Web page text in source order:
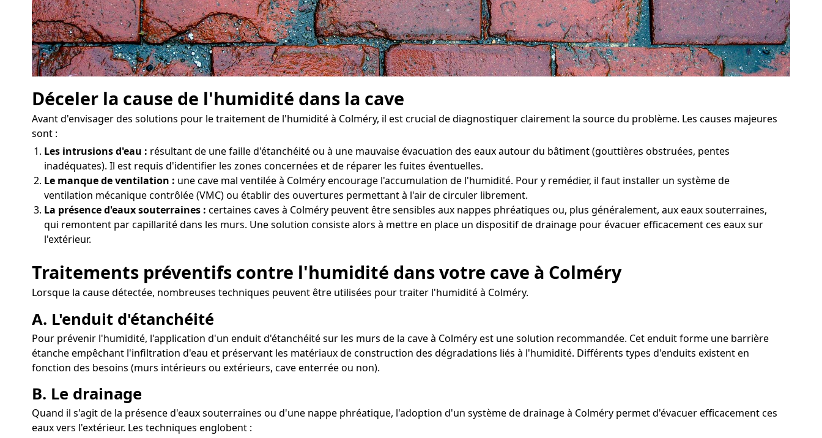
Déceler la cause de l'humidité dans la cave
Avant d'envisager des solutions pour le traitement de l'humidité à Colméry, il est crucial de diagnostiquer clairement la source du problème. Les causes majeures
sont :
Les intrusions d'eau : résultant de une faille d'étanchéité ou à une mauvaise évacuation des eaux autour du bâtiment (gouttières obstruées, pentes
inadéquates). Il est requis d'identifier les zones concernées et de réparer les fuites éventuelles.
Le manque de ventilation : une cave mal ventilée à Colméry encourage l'accumulation de l'humidité. Pour y remédier, il faut installer un système de
ventilation mécanique contrôlée (VMC) ou établir des ouvertures permettant à l'air de circuler librement.
La présence d'eaux souterraines : certaines caves à Colméry peuvent être sensibles aux nappes phréatiques ou, plus généralement, aux eaux souterraines,
qui remontent par capillarité dans les murs. Une solution consiste alors à mettre en place un dispositif de drainage pour évacuer efficacement ces eaux sur
l'extérieur.
Traitements préventifs contre l'humidité dans votre cave à Colméry
Lorsque la cause détectée, nombreuses techniques peuvent être utilisées pour traiter l'humidité à Colméry.
A. L'enduit d'étanchéité
Pour prévenir l'humidité, l'application d'un enduit d'étanchéité sur les murs de la cave à Colméry est une solution recommandée. Cet enduit forme une barrière
étanche empêchant l'infiltration d'eau et préservant les matériaux de construction des dégradations liés à l'humidité. Différents types d'enduits existent en
fonction des besoins (murs intérieurs ou extérieurs, cave enterrée ou non).
B. Le drainage
Quand il s'agit de la présence d'eaux souterraines ou d'une nappe phréatique, l'adoption d'un système de drainage à Colméry permet d'évacuer efficacement ces
eaux vers l'extérieur. Les techniques englobent :